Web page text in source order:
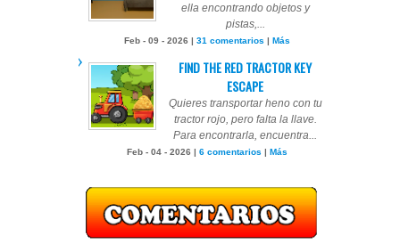
ella encontrando objetos y
pistas,...
Feb - 09 - 2026 | 31 comentarios | Más
FIND THE RED TRACTOR KEY
ESCAPE
Quieres transportar heno con tu
tractor rojo, pero falta la llave.
Para encontrarla, encuentra...
Feb - 04 - 2026 | 6 comentarios | Más